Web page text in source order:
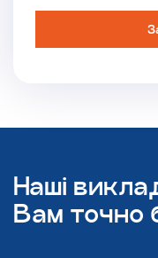
Наші
Вам точно